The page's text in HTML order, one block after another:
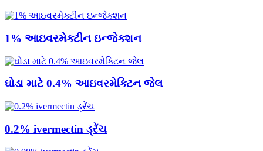
1% આઇવરમેક્ટીન ઇન્જેક્શન
ઘોડા માટે 0.4% આઇવરમેક્ટિન જેલ
0.2% ivermectin ડ્રેંચ